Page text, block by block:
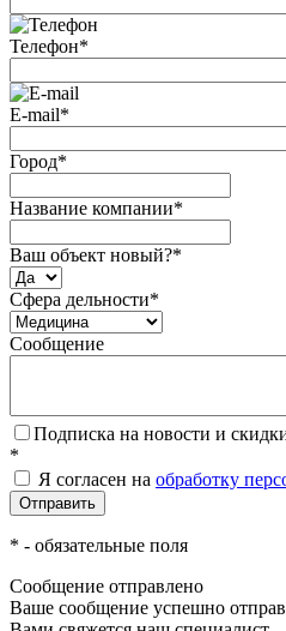
Телефон*
E-mail*
Город*
Название компании*
Ваш объект новый?*
Сфера дельности*
Сообщение
Подписка на новости и
*
Я согласен на обработку
* - обязательные поля
Сообщение отправлено
Ваше сообщение успешно